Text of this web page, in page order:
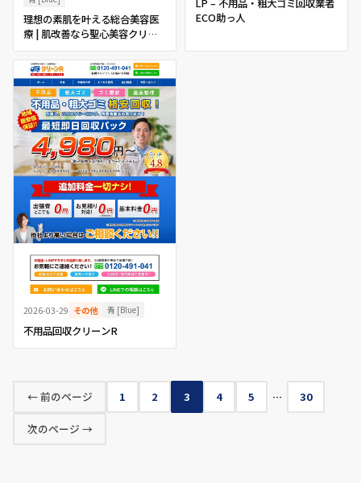
理想の素肌を叶える総合美容医
療 | 肌改善なら聖心美容クリニ
ック
ECO助っ人
2026-03-29 その他 青 [Blue]
不用品回収クリーンR
← 前のページ 1 2 3 4 5 … 30
次のページ →